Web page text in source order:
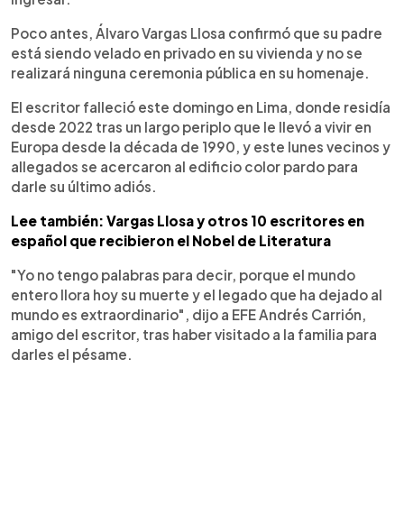
Poco antes, Álvaro Vargas Llosa confirmó que su padre
está siendo velado en privado en su vivienda y no se
realizará ninguna ceremonia pública en su homenaje.
El escritor falleció este domingo en Lima, donde residía
desde 2022 tras un largo periplo que le llevó a vivir en
Europa desde la década de 1990, y este lunes vecinos y
allegados se acercaron al edificio color pardo para
darle su último adiós.
Lee también: Vargas Llosa y otros 10 escritores en
español que recibieron el Nobel de Literatura
"Yo no tengo palabras para decir, porque el mundo
entero llora hoy su muerte y el legado que ha dejado al
mundo es extraordinario", dijo a EFE Andrés Carrión,
amigo del escritor, tras haber visitado a la familia para
darles el pésame.